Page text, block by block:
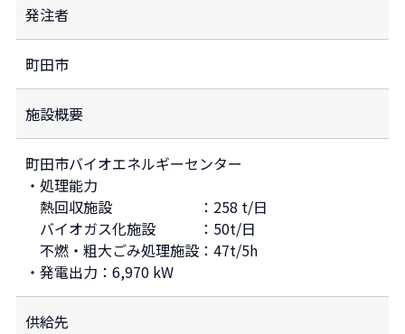
発注者
町田市
施設概要
町田市バイオエネルギーセンター
・処理能力
熱回収施設 ：258 t/日
バイオガス化施設 ：50t/日
不燃・粗大ごみ処理施設：47t/5h
・発電出力：6,970 kW
供給先